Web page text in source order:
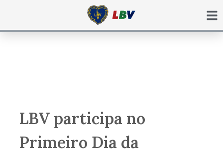
LBV participa no
Primeiro Dia da